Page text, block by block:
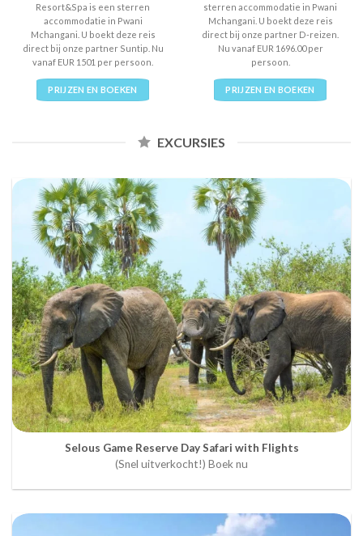
Resort&Spa is een sterren
accommodatie in Pwani
Mchangani. U boekt deze reis
direct bij onze partner Suntip. Nu
vanaf EUR 1501 per persoon.
PRIJZEN EN BOEKEN
sterren accommodatie in Pwani
Mchangani. U boekt deze reis
direct bij onze partner D-reizen.
Nu vanaf EUR 1696.00 per
persoon.
PRIJZEN EN BOEKEN
EXCURSIES
Selous Game Reserve Day Safari with Flights
(Snel uitverkocht!) Boek nu